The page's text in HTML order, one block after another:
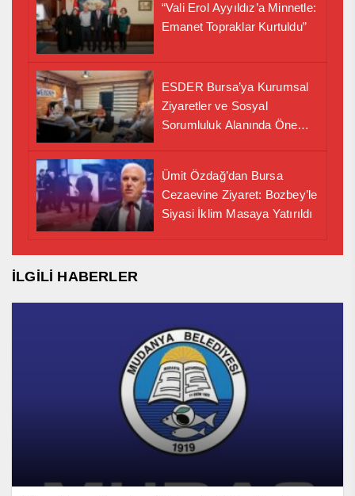
“Vali Erol Ayyıldız’a Minnetle:
Emanet Topraklar Kurtuldu”
ESDER Bursa’ya Kurumsal
Ziyaretler ve Sosyal
Sorumluluk Alanında Önemli
Ümit Özdağ’dan Bursa
Cezaevine Ziyaret: Bozbey’le
Siyasi İklim Masaya Yatırıldı
İLGİLİ HABERLER